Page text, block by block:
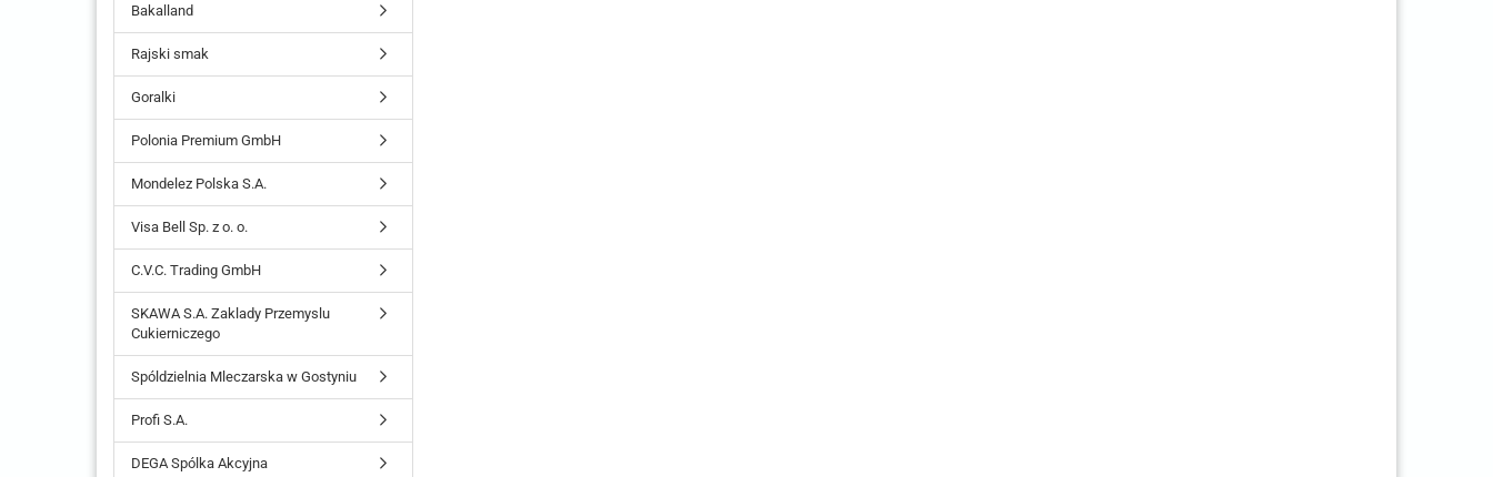
Bakalland
Rajski smak
Goralki
Polonia Premium GmbH
Mondelez Polska S.A.
Visa Bell Sp. z o. o.
C.V.C. Trading GmbH
SKAWA S.A. Zaklady Przemyslu
Cukierniczego
Spóldzielnia Mleczarska w Gostyniu
Profi S.A.
DEGA Spólka Akcyjna